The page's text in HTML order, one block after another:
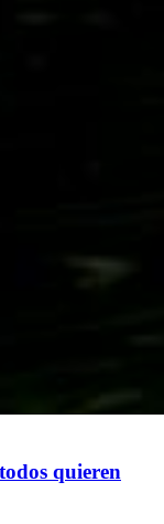
quieren